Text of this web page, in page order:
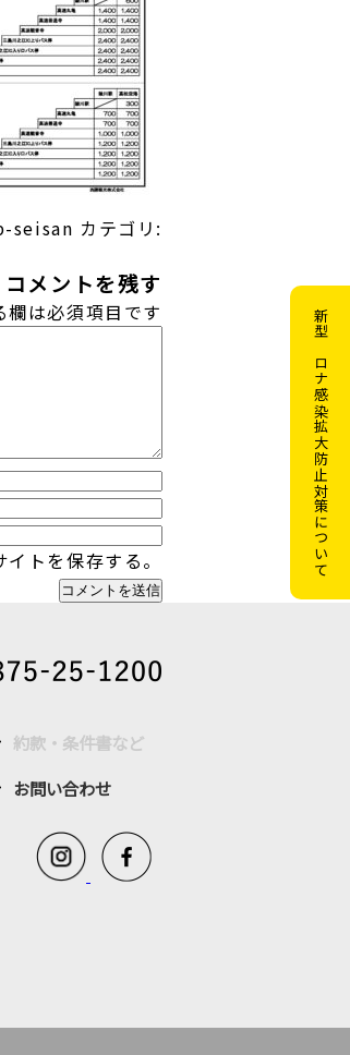
新型コロナ感染拡大防止対策について
seisan カテゴリ:
コメントを残す
欄は必須項目です
トを保存する。
約款・条件書など
お問い合わせ